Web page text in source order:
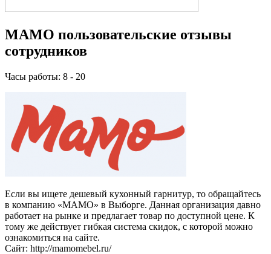
МАМО пользовательские отзывы
сотрудников
Часы работы: 8 - 20
Если вы ищете дешевый кухонный гарнитур, то обращайтесь
в компанию «МАМО» в Выборге. Данная организация давно
работает на рынке и предлагает товар по доступной цене. К
тому же действует гибкая система скидок, с которой можно
ознакомиться на сайте.
Сайт: http://mamomebel.ru/